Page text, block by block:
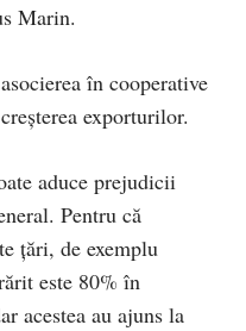
Marin.
în cooperative
exporturilor.
aduce prejudicii
Pentru că
ţări, de exemplu
este 80% în
acestea au ajuns la